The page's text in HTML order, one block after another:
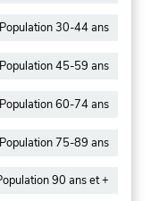
Population 30-44 ans
Population 45-59 ans
Population 60-74 ans
Population 75-89 ans
90 ans et +